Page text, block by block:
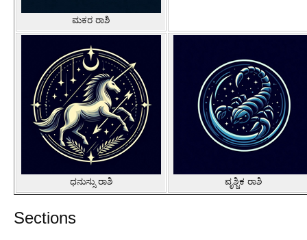
ಮಕರ ರಾಶಿ
ಧನುಸ್ಸು ರಾಶಿ ವೃಶ್ಚಿಕ ರಾಶಿ
Sections